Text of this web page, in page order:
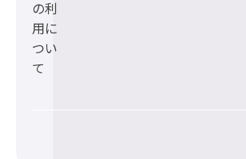
の利
用に
つい
て